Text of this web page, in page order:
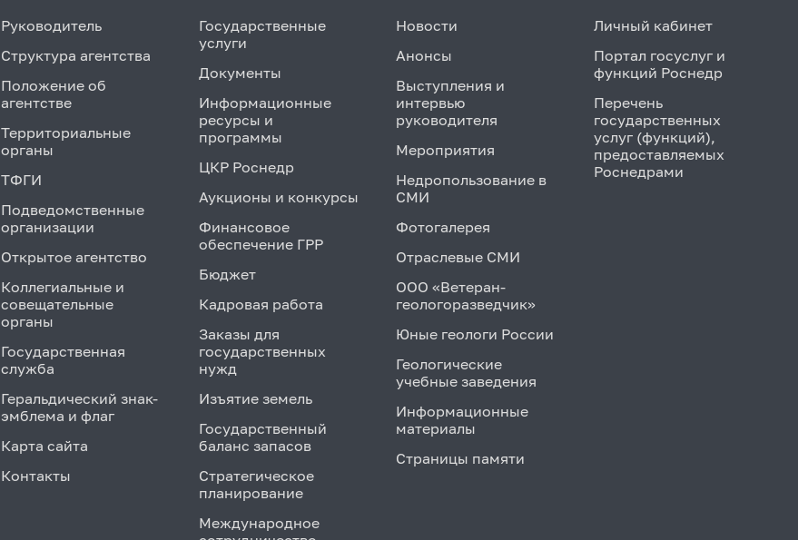
Руководитель
Структура агентства
Положение об
агентстве
Территориальные
органы
ТФГИ
Подведомственные
организации
Открытое агентство
Коллегиальные и
совещательные
органы
Государственная
служба
Геральдический знак-
эмблема и флаг
Карта сайта
Контакты
Государственные
услуги
Документы
Информационные
ресурсы и
программы
ЦКР Роснедр
Аукционы и конкурсы
Финансовое
обеспечение ГРР
Бюджет
Кадровая работа
Заказы для
государственных
нужд
Изъятие земель
Государственный
баланс запасов
Стратегическое
планирование
Международное
Новости
Анонсы
Выступления и
интервью
руководителя
Мероприятия
Недропользование в
СМИ
Фотогалерея
Отраслевые СМИ
ООО «Ветеран-
геологоразведчик»
Юные геологи России
Геологические
учебные заведения
Информационные
материалы
Страницы памяти
Личный кабинет
Портал госуслуг и
функций Роснедр
Перечень
государственных
услуг (функций),
предоставляемых
Роснедрами